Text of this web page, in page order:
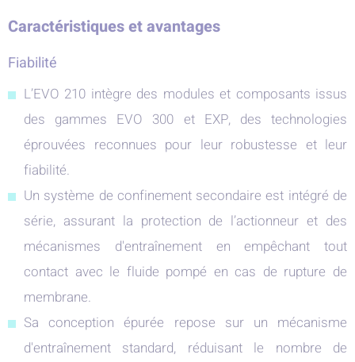
Caractéristiques et avantages
Fiabilité
L’EVO 210 intègre des modules et composants issus
des gammes EVO 300 et EXP, des technologies
éprouvées reconnues pour leur robustesse et leur
fiabilité.
Un système de confinement secondaire est intégré de
série, assurant la protection de l’actionneur et des
mécanismes d'entraînement en empêchant tout
contact avec le fluide pompé en cas de rupture de
membrane.
Sa conception épurée repose sur un mécanisme
d'entraînement standard, réduisant le nombre de